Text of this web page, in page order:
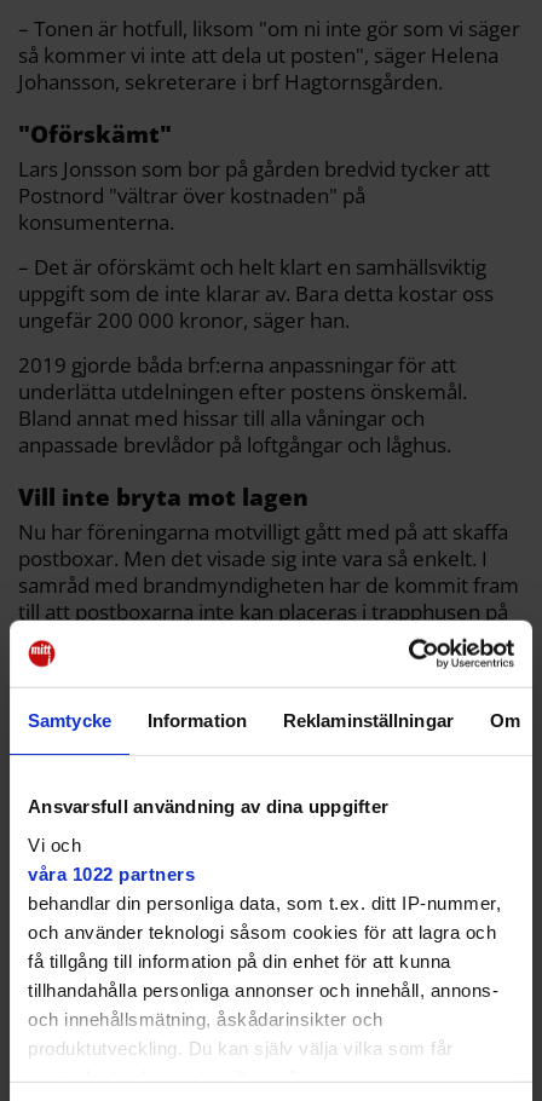
Samtycke Information Reklaminställningar Om
Ansvarsfull användning av dina uppgifter
Vi och
våra 1022 partners
behandlar din personliga data, som t.ex. ditt IP-nummer,
och använder teknologi såsom cookies för att lagra och
få tillgång till information på din enhet för att kunna
tillhandahålla personliga annonser och innehåll, annons-
och innehållsmätning, åskådarinsikter och
produktutveckling. Du kan själv välja vilka som får
– Tonen är hotfull, liksom "om ni inte gör som vi säger
så kommer vi inte att dela ut posten", säger Helena
Johansson, sekreterare i brf Hagtornsgården.
"Oförskämt"
Lars Jonsson som bor på gården bredvid tycker att
Postnord "vältrar över kostnaden" på
konsumenterna.
– Det är oförskämt och helt klart en samhällsviktig
uppgift som de inte klarar av. Bara detta kostar oss
ungefär 200 000 kronor, säger han.
2019 gjorde båda brf:erna anpassningar för att
underlätta utdelningen efter postens önskemål.
Bland annat med hissar till alla våningar och
anpassade brevlådor på loftgångar och låghus.
Vill inte bryta mot lagen
Nu har föreningarna motvilligt gått med på att skaffa
postboxar. Men det visade sig inte vara så enkelt. I
samråd med brandmyndigheten har de kommit fram
till att postboxarna inte kan placeras i trapphusen på
grund av utrymningsskäl. Att ställa dem på
innergården visade sig kräva bygglov, eftersom
området är klassat som kulturhistoriskt värdefullt.